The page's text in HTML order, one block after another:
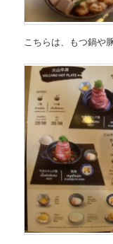
こちらは、 もつ鍋や